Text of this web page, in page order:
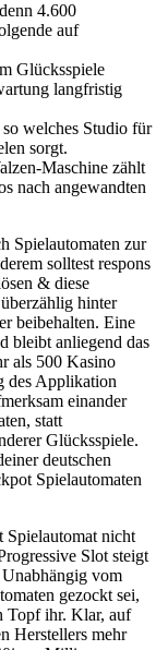
4.600
auf
Glücksspiele
langfristig
welches Studio für
sorgt.
Maschine zählt
nach angewandten
Spielautomaten zur
solltest respons
& diese
hinter
beibehalten. Eine
bleibt anliegend das
als 500 Kasino
des Applikation
einander
statt
Glücksspiele.
deutschen
Spielautomaten
Spielautomat nicht
Slot steigt
vom
gezockt sei,
Topf ihr. Klar, auf
Herstellers mehr